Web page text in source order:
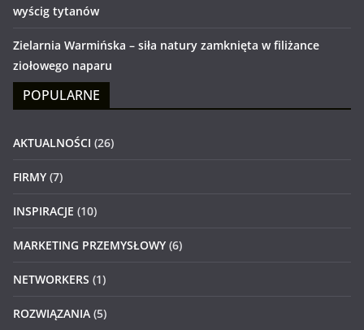
wyścig tytanów
Zielarnia Warmińska – siła natury zamknięta w filiżance
ziołowego naparu
POPULARNE
AKTUALNOŚCI (26)
FIRMY (7)
INSPIRACJE (10)
MARKETING PRZEMYSŁOWY (6)
NETWORKERS (1)
ROZWIĄZANIA (5)